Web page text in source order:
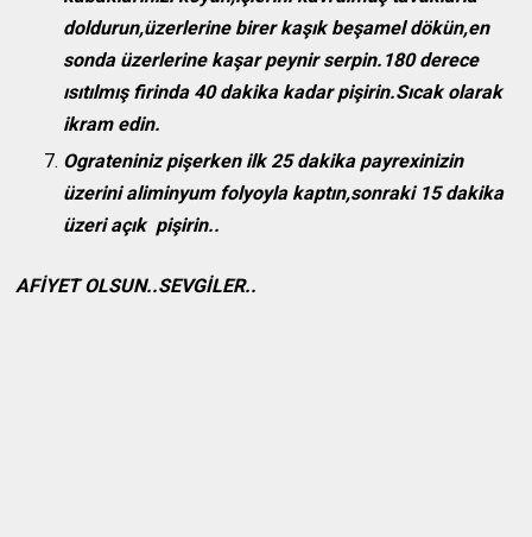
doldurun,üzerlerine birer kaşık beşamel dökün,en
sonda üzerlerine kaşar peynir serpin.180 derece
ısıtılmış firinda 40 dakika kadar pişirin.Sıcak olarak
ikram edin.
Ograteniniz pişerken ilk 25 dakika payrexinizin
üzerini aliminyum folyoyla kaptın,sonraki 15 dakika
üzeri açık pişirin..
AFİYET OLSUN..SEVGİLER..